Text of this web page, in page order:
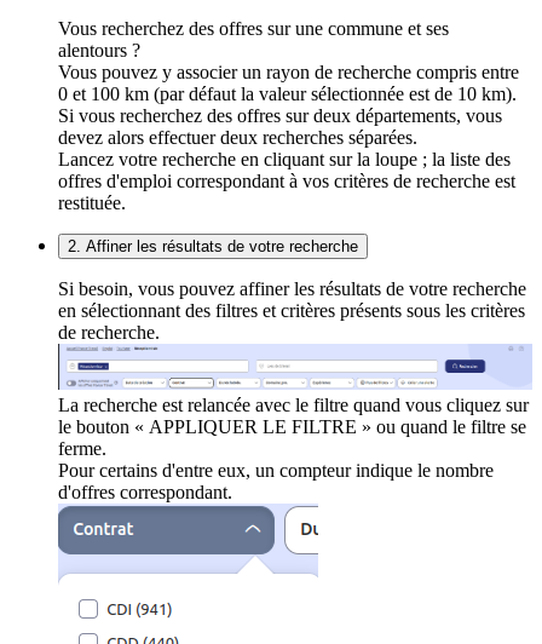
Vous recherchez des offres sur une commune et ses
alentours ?
Vous pouvez y associer un rayon de recherche compris entre
0 et 100 km (par défaut la valeur sélectionnée est de 10 km).
Si vous recherchez des offres sur deux départements, vous
devez alors effectuer deux recherches séparées.
Lancez votre recherche en cliquant sur la loupe ; la liste des
offres d'emploi correspondant à vos critères de recherche est
restituée.
2. Affiner les résultats de votre recherche
Si besoin, vous pouvez affiner les résultats de votre recherche
en sélectionnant des filtres et critères présents sous les critères
de recherche.
La recherche est relancée avec le filtre quand vous cliquez sur
le bouton « APPLIQUER LE FILTRE » ou quand le filtre se
ferme.
Pour certains d'entre eux, un compteur indique le nombre
d'offres correspondant.